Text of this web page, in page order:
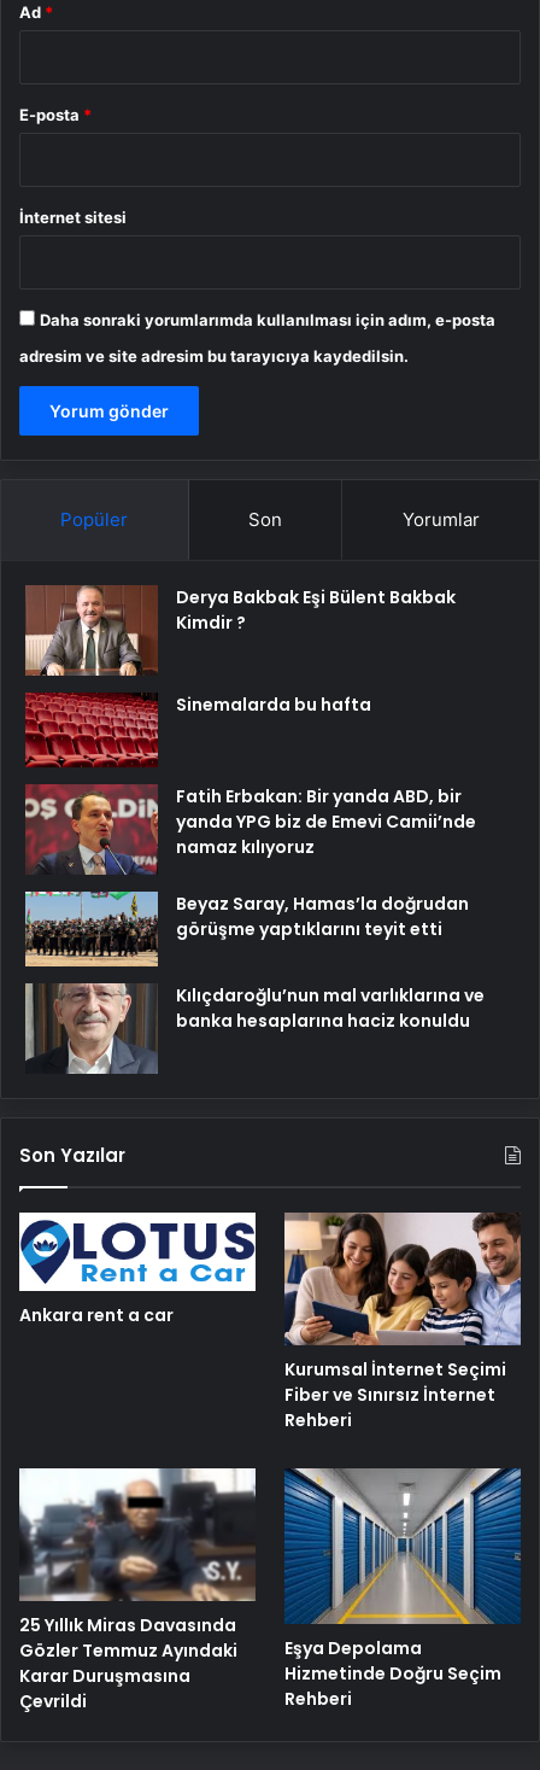
Ad *
E-posta *
İnternet sitesi
Daha sonraki yorumlarımda kullanılması için adım, e-posta
adresim ve site adresim bu tarayıcıya kaydedilsin.
Popüler Son Yorumlar
Derya Bakbak Eşi Bülent Bakbak
Kimdir ?
Sinemalarda bu hafta
Fatih Erbakan: Bir yanda ABD, bir
yanda YPG biz de Emevi Camii’nde
namaz kılıyoruz
Beyaz Saray, Hamas’la doğrudan
görüşme yaptıklarını teyit etti
Kılıçdaroğlu’nun mal varlıklarına ve
banka hesaplarına haciz konuldu
Son Yazılar
Ankara rent a car
Kurumsal İnternet Seçimi
Fiber ve Sınırsız İnternet
Rehberi
25 Yıllık Miras Davasında
Gözler Temmuz Ayındaki
Karar Duruşmasına
Çevrildi
Eşya Depolama
Hizmetinde Doğru Seçim
Rehberi